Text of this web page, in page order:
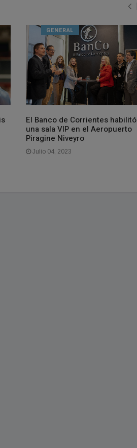
GENERAL
El Banco de Corrientes habilitó
una sala VIP en el Aeropuerto
Piragine Niveyro
Julio 04, 2023